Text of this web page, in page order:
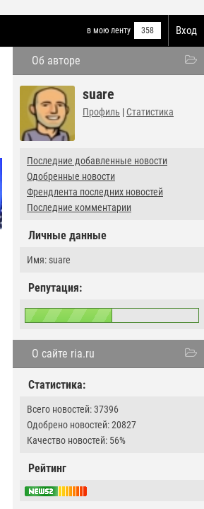
Вход
в мою ленту 358
Об авторе
suare
Профиль | Статистика
Последние добавленные новости
Одобренные новости
Френдлента последних новостей
Последние комментарии
Личные данные
Имя: suare
Репутация:
О сайте ria.ru
Статистика:
Всего новостей: 37396
Одобрено новостей: 20827
Качество новостей: 56%
Рейтинг